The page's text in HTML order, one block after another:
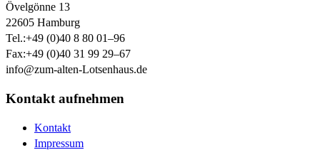
Övelgönne 13
22605 Hamburg
Tel.:+49 (0)40 8 80 01–96
Fax:+49 (0)40 31 99 29–67
info@zum-alten-Lotsenhaus.de
Kontakt aufnehmen
Kontakt
Impressum